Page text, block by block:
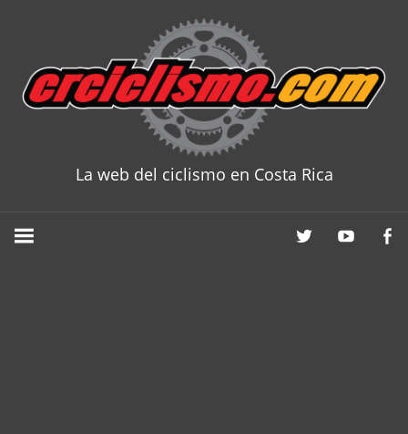
content
La web del ciclismo en Costa Rica